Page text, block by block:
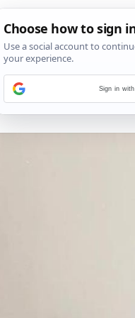
Sign in